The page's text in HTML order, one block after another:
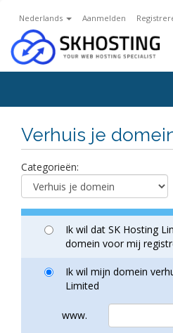
Nederlands Aanmelden
Verhuis je
Categorieën:
Ik wil dat SK Hosting
domein voor mij
Ik wil mijn domein
Limited
www.